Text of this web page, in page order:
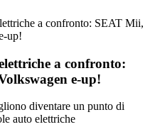
a confronto: SEAT Mii,
up!
a confronto:
e-up!
diventare un punto di
auto elettriche